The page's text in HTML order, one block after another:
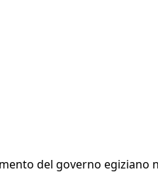
del governo egiziano